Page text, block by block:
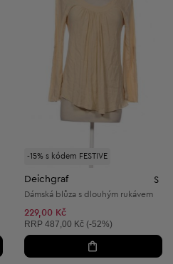
-15% s kódem FESTIVE
Deichgraf S
Dámská blůza s dlouhým rukávem
229,00 Kč
Doporučená cena:
RRP 487,00 Kč (-52%)